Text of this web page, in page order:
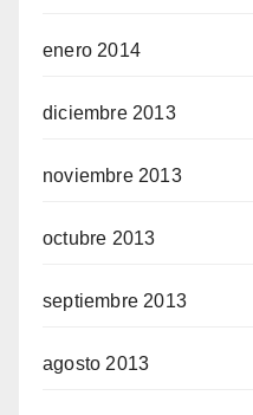
enero 2014
diciembre 2013
noviembre 2013
octubre 2013
septiembre 2013
agosto 2013